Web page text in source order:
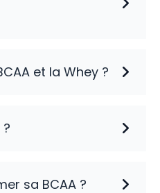
et la Whey ?
sa BCAA ?